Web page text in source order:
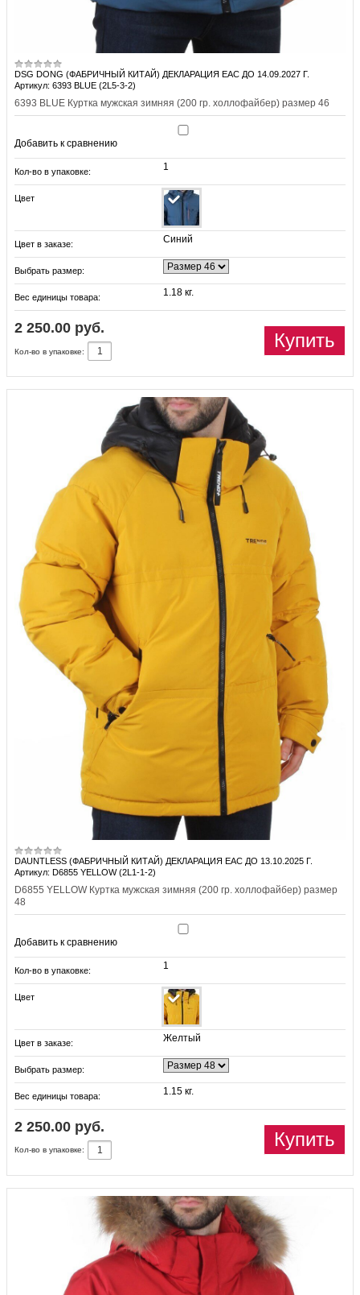
DSG DONG (ФАБРИЧНЫЙ КИТАЙ) ДЕКЛАРАЦИЯ EAC ДО 14.09.2027 Г.
Артикул: 6393 BLUE (2L5-3-2)
6393 BLUE Куртка мужская зимняя (200 гр. холлофайбер) размер 46
Добавить к сравнению
Кол-во в упаковке: 1
Цвет
Цвет в заказе: Синий
Выбрать размер:
Вес единицы товара: 1.18 кг.
2 250.00 руб.
Купить
Кол-во в упаковке:
DAUNTLESS (ФАБРИЧНЫЙ КИТАЙ) ДЕКЛАРАЦИЯ EAC ДО 13.10.2025 Г.
Артикул: D6855 YELLOW (2L1-1-2)
D6855 YELLOW Куртка мужская зимняя (200 гр. холлофайбер) размер
48
Добавить к сравнению
Кол-во в упаковке: 1
Цвет
Цвет в заказе: Желтый
Выбрать размер:
Вес единицы товара: 1.15 кг.
2 250.00 руб.
Купить
Кол-во в упаковке: